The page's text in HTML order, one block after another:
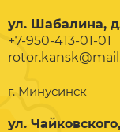
ул. Шабалина,
+7-950-413-01-01
г. Минусинск
ул.